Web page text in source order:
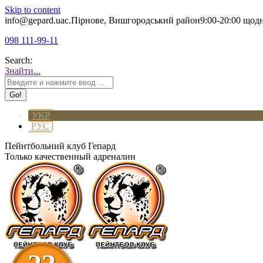
Skip to content
info@gepard.uaс.Пірнове, Вишгородський район9:00-20:00
098 111-99-11
Search:
Знайти...
УКР
РУС
Пейнтбольний клуб Гепард
Только качественный адреналин